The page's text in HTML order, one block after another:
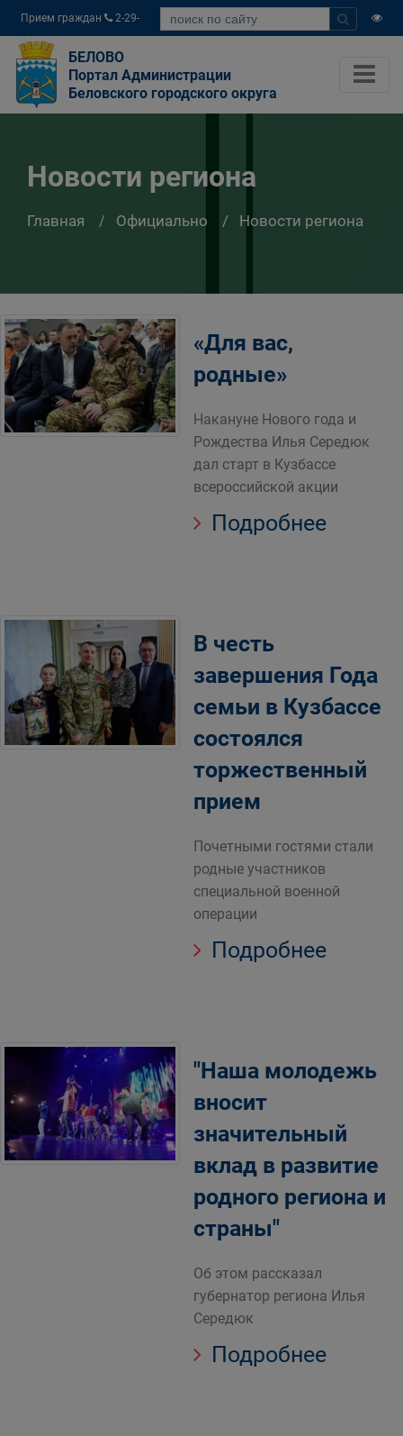
Прием граждан
2-29-
04
БЕЛОВО
Портал Администрации
Беловского городского округа
Новости региона
Главная Официально Новости региона
«Для вас,
родные»
Накануне Нового года и
Рождества Илья Середюк
дал старт в Кузбассе
всероссийской акции
Подробнее
В честь
завершения Года
семьи в Кузбассе
состоялся
торжественный
прием
Почетными гостями стали
родные участников
специальной военной
операции
Подробнее
"Наша молодежь
вносит
значительный
вклад в развитие
родного региона и
страны"
Об этом рассказал
губернатор региона Илья
Середюк
Подробнее